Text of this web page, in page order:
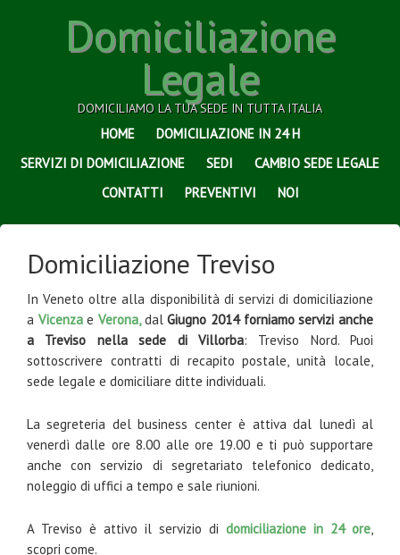
Domiciliazione
Legale
DOMICILIAMO LA TUA SEDE IN TUTTA ITALIA
HOME
DOMICILIAZIONE IN 24 H
SERVIZI DI DOMICILIAZIONE
SEDI
CAMBIO SEDE LEGALE
CONTATTI
PREVENTIVI NOI
Domiciliazione Treviso
In Veneto oltre alla disponibilità di servizi di domiciliazione
a VicenzaeVerona, dalGiugno 2014 forniamo servizi anche
a Treviso nella sede di Villorba: Treviso Nord. Puoi
sottoscrivere contratti di recapito postale, unità locale,
sede legale e domiciliare ditte individuali.
La segreteria del business center è attiva dal lunedì al
venerdì dalle ore 8.00 alle ore 19.00 e ti può supportare
anche con servizio di segretariato telefonico dedicato,
noleggio di uffici a tempo e sale riunioni.
A Treviso è attivo il servizio di domiciliazione in 24 ore,
scopri come.